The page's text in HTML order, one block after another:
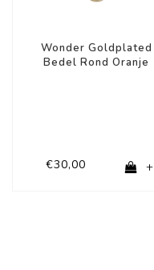
Wonder Goldplated
Bedel Rond Oranje
€30,00 +